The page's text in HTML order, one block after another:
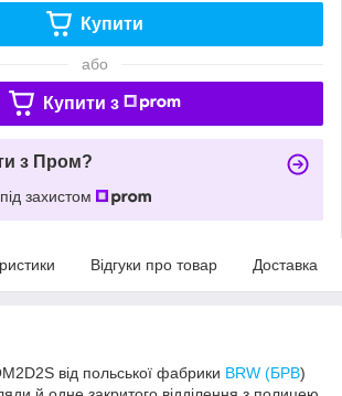
Купити
або
Купити з
з Пром?
захистом
Відгуки про товар Доставка
від польської фабрики BRW (БРВ)